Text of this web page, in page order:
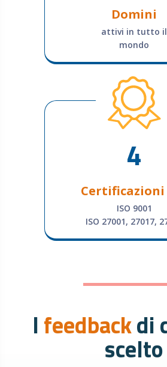
Domini
attivi in tutto il
mondo
4
Certificazioni
ISO 9001
ISO 27001, 27017,
Ifeedbackdi
scelto